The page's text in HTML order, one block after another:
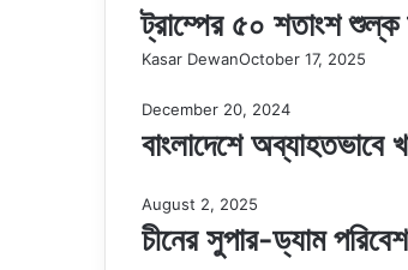
ট্রাম্পের ৫০ শতাংশ
Kasar DewanOctober 17, 2025
December 20, 2024
বাংলাদেশে
August 2, 2025
চীনের সুপার-ড্যাম